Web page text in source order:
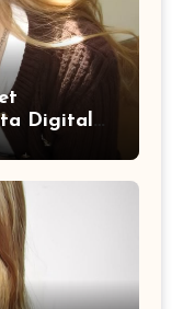
Digital